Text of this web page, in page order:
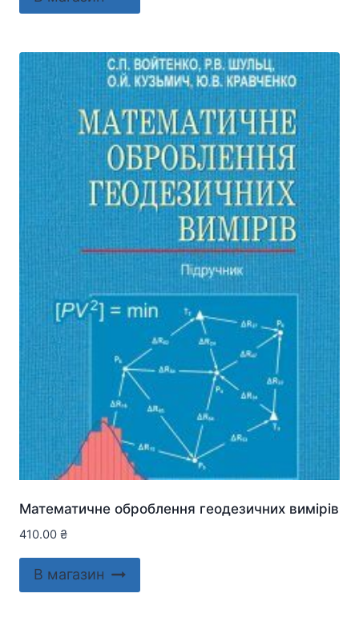
Математичне оброблення геодезичних вимірів
410.00 ₴
В магазин